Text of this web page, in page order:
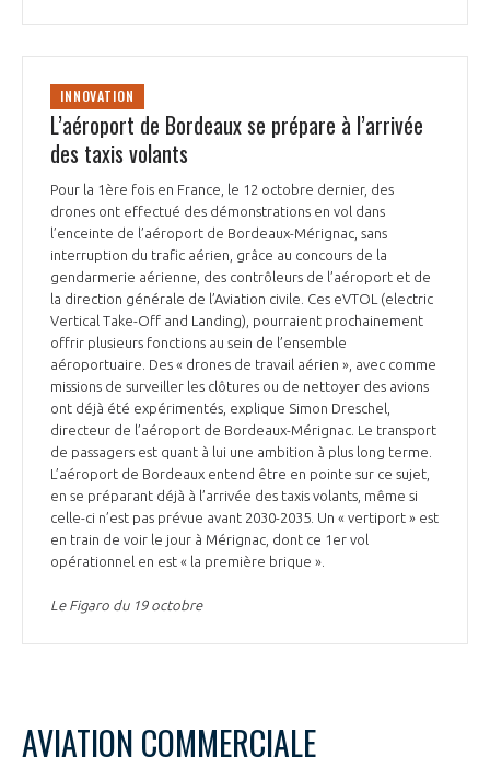
INNOVATION
L’aéroport de Bordeaux se prépare à l’arrivée
des taxis volants
Pour la 1ère fois en France, le 12 octobre dernier, des
drones ont effectué des démonstrations en vol dans
l’enceinte de l’aéroport de Bordeaux-Mérignac, sans
interruption du trafic aérien, grâce au concours de la
gendarmerie aérienne, des contrôleurs de l’aéroport et de
la direction générale de l’Aviation civile. Ces eVTOL (electric
Vertical Take-Off and Landing), pourraient prochainement
offrir plusieurs fonctions au sein de l’ensemble
aéroportuaire. Des « drones de travail aérien », avec comme
missions de surveiller les clôtures ou de nettoyer des avions
ont déjà été expérimentés, explique Simon Dreschel,
directeur de l’aéroport de Bordeaux-Mérignac. Le transport
de passagers est quant à lui une ambition à plus long terme.
L’aéroport de Bordeaux entend être en pointe sur ce sujet,
en se préparant déjà à l’arrivée des taxis volants, même si
celle-ci n’est pas prévue avant 2030-2035. Un « vertiport » est
en train de voir le jour à Mérignac, dont ce 1er vol
opérationnel en est « la première brique ».
Le Figaro du 19 octobre
AVIATION COMMERCIALE